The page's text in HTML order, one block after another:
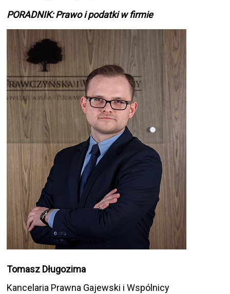
PORADNIK: Prawo i podatki w firmie
Tomasz Długozima
Kancelaria Prawna Gajewski i Wspólnicy